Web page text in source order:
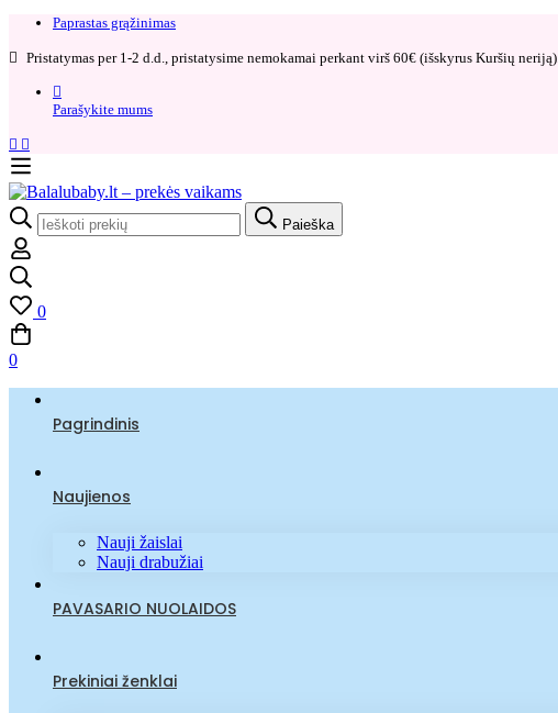
Paprastas grąžinimas​
Pristatymas per 1-2 d.d., pristatysime nemokamai perkant virš 60€ (išskyrus Kuršių neriją).
Parašykite mums
Search
for:
Paieška
0
0
Pagrindinis
Naujienos
Nauji žaislai
Nauji drabužiai
PAVASARIO NUOLAIDOS
Prekiniai ženklai